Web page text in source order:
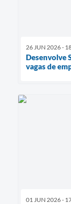
26 JUN 2026 -
Desenvolve
vagas de
01 JUN 2026 -